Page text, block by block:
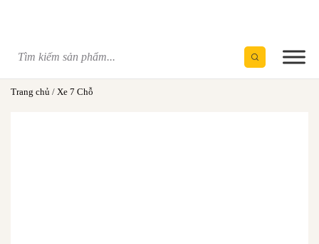
Trang chủ / Xe 7 Chỗ